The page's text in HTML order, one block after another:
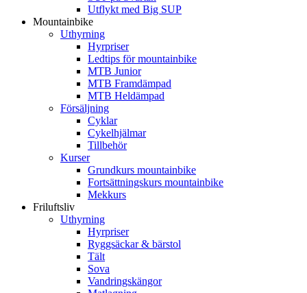
Utflykt med Big SUP
Mountainbike
Uthyrning
Hyrpriser
Ledtips för mountainbike
MTB Junior
MTB Framdämpad
MTB Heldämpad
Försäljning
Cyklar
Cykelhjälmar
Tillbehör
Kurser
Grundkurs mountainbike
Fortsättningskurs mountainbike
Mekkurs
Friluftsliv
Uthyrning
Hyrpriser
Ryggsäckar & bärstol
Tält
Sova
Vandringskängor